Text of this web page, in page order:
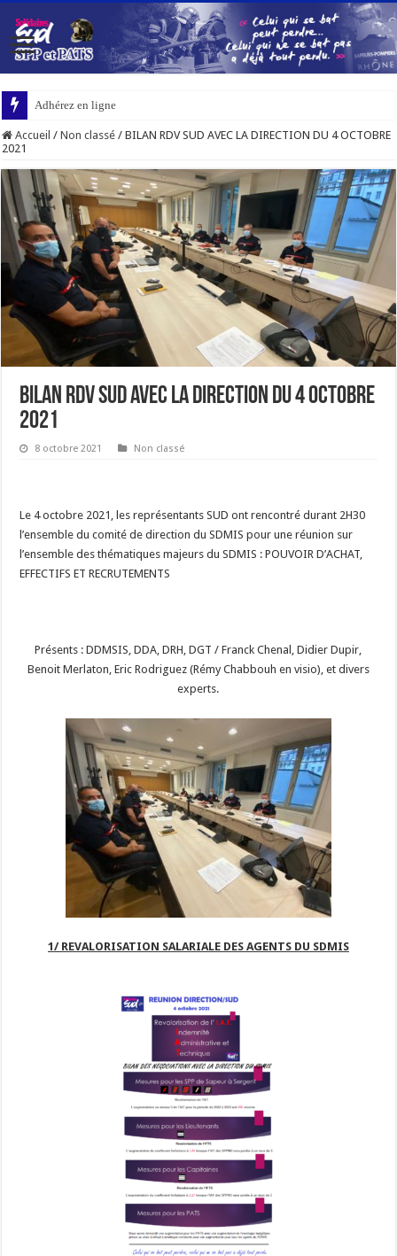
Adhérez en ligne
Accueil / Non classé / BILAN RDV SUD AVEC LA DIRECTION DU 4 OCTOBRE
2021
BILAN RDV SUD AVEC LA DIRECTION DU 4 OCTOBRE
2021
8 octobre 2021 Non classé
Le 4 octobre 2021, les représentants SUD ont rencontré durant 2H30
l’ensemble du comité de direction du SDMIS pour une réunion sur
l’ensemble des thématiques majeurs du SDMIS : POUVOIR D’ACHAT,
EFFECTIFS ET RECRUTEMENTS
Présents : DDMSIS, DDA, DRH, DGT / Franck Chenal, Didier Dupir,
Benoit Merlaton, Eric Rodriguez (Rémy Chabbouh en visio), et divers
experts.
1/ REVALORISATION SALARIALE DES AGENTS DU SDMIS